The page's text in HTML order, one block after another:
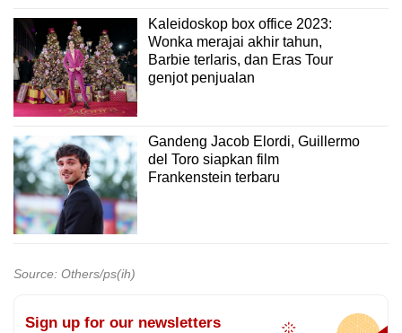
Kaleidoskop box office 2023:
Wonka merajai akhir tahun,
Barbie terlaris, dan Eras Tour
genjot penjualan
Gandeng Jacob Elordi, Guillermo
del Toro siapkan film
Frankenstein terbaru
Source: Others/ps(ih)
Sign up for our newsletters